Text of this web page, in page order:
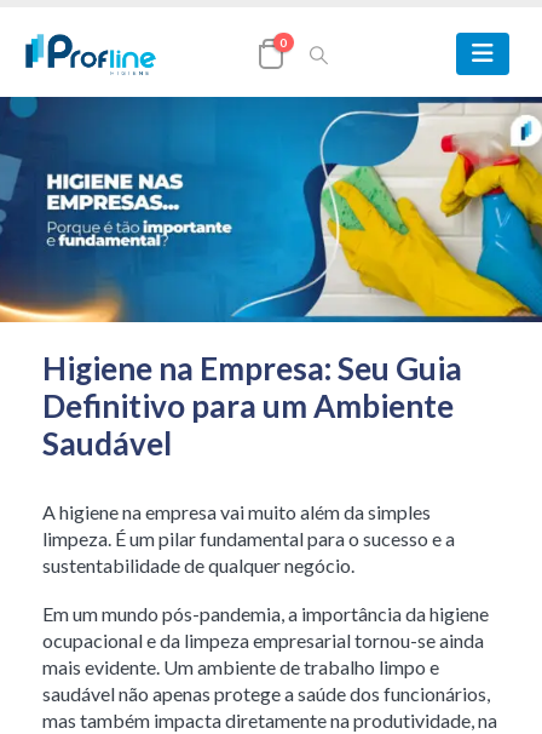
0
Higiene na Empresa: Seu Guia
Definitivo para um Ambiente
Saudável
A higiene na empresa vai muito além da simples
limpeza. É um pilar fundamental para o sucesso e a
sustentabilidade de qualquer negócio.
Em um mundo pós-pandemia, a importância da higiene
ocupacional e da limpeza empresarial tornou-se ainda
mais evidente. Um ambiente de trabalho limpo e
saudável não apenas protege a saúde dos funcionários,
mas também impacta diretamente na produtividade, na